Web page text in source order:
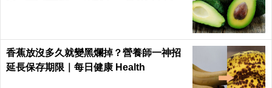
香蕉放沒多久就變黑爛掉？營養師一神招
延長保存期限｜每日健康 Health